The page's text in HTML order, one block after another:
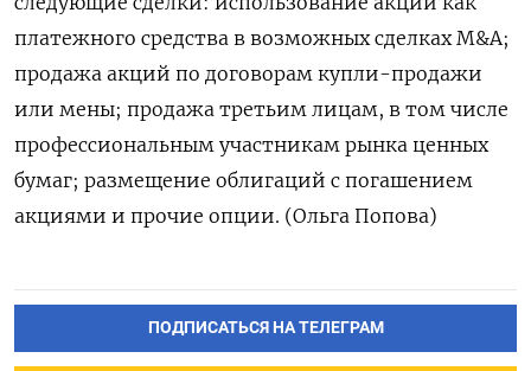
платежного средства в возможных сделках M&A;
продажа акций по договорам купли-продажи
или мены; продажа третьим лицам, в том числе
профессиональным участникам рынка ценных
бумаг; размещение облигаций с погашением
акциями и прочие опции. (Ольга Попова)
ПОДПИСАТЬСЯ НА ТЕЛЕГРАМ